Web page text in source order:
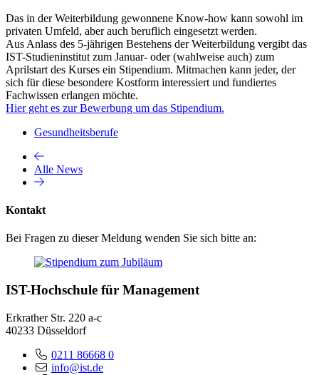
Das in der Weiterbildung gewonnene Know-how kann sowohl im
privaten Umfeld, aber auch beruflich eingesetzt werden.
Aus Anlass des 5-jährigen Bestehens der Weiterbildung vergibt das
IST-Studieninstitut zum Januar- oder (wahlweise auch) zum
Aprilstart des Kurses ein Stipendium. Mitmachen kann jeder, der
sich für diese besondere Kostform interessiert und fundiertes
Fachwissen erlangen möchte.
Hier geht es zur Bewerbung um das Stipendium.
Gesundheitsberufe
Alle News
Kontakt
Bei Fragen zu dieser Meldung wenden Sie sich bitte an:
IST-Hochschule für Management
Erkrather Str. 220 a-c
40233 Düsseldorf
0211 86668 0
info@ist.de